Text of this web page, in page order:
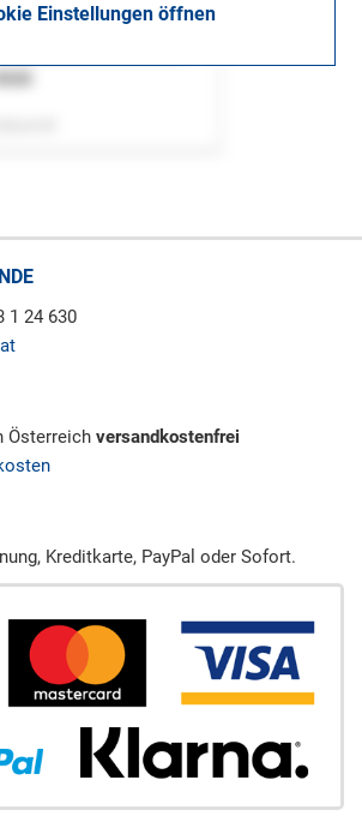
Einstellungen öffnen
1 24 630
Österreich versandkostenfrei
Kreditkarte, PayPal oder Sofort.